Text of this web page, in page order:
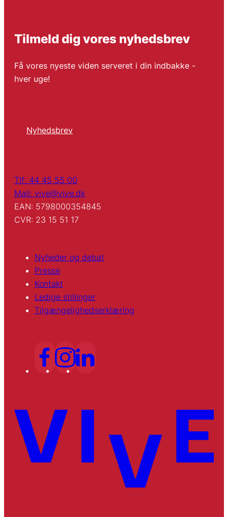
Tilmeld dig vores nyhedsbrev
Få vores nyeste viden serveret i din indbakke -
hver uge!
Nyhedsbrev
Tlf: 44 45 55 00
Mail: vive@vive.dk
EAN: 5798000354845
CVR: 23 15 51 17
Nyheder og debat
Presse
Kontakt
Ledige stillinger
Tilgængelighedserklæring